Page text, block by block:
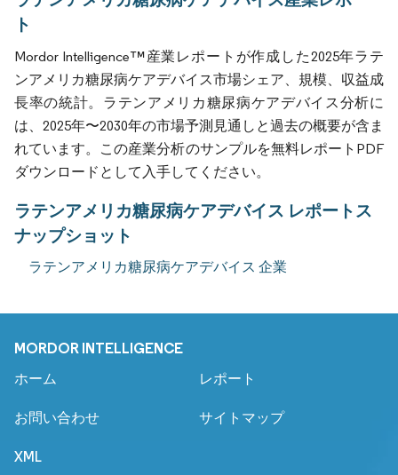
ト
Mordor Intelligence™産業レポートが作成した2025年ラテ
ンアメリカ糖尿病ケアデバイス市場シェア、規模、収益成
長率の統計。ラテンアメリカ糖尿病ケアデバイス分析に
は、2025年〜2030年の市場予測見通しと過去の概要が含ま
れています。この産業分析のサンプルを無料レポートPDF
ダウンロードとして入手してください。
ラテンアメリカ糖尿病ケアデバイス レポートス
ナップショット
ラテンアメリカ糖尿病ケアデバイス 企業
MORDOR INTELLIGENCE
ホーム レポート
お問い合わせ サイトマップ
XML